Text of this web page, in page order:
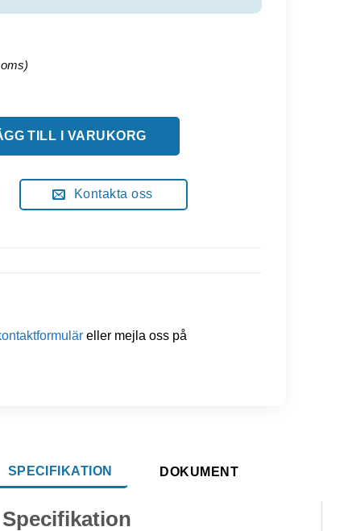
+ 1xNest mängd
TILL I VARUKORG
Kontakta oss
eller mejla oss på
SPECIFIKATION DOKUMENT
Specifikation